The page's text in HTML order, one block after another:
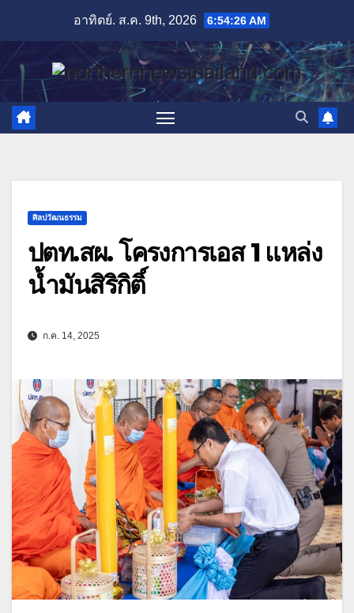
content
อาทิตย์. ส.ค. 9th, 2026 6:54:28 AM
ศิลปวัฒนธรรม
ปตท.สผ. โครงการเอส 1 แหล่ง
น้ำมันสิริกิติ์
ก.ค. 14, 2025